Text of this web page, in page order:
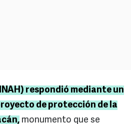
respondió mediante un
de protección de la
monumento que se